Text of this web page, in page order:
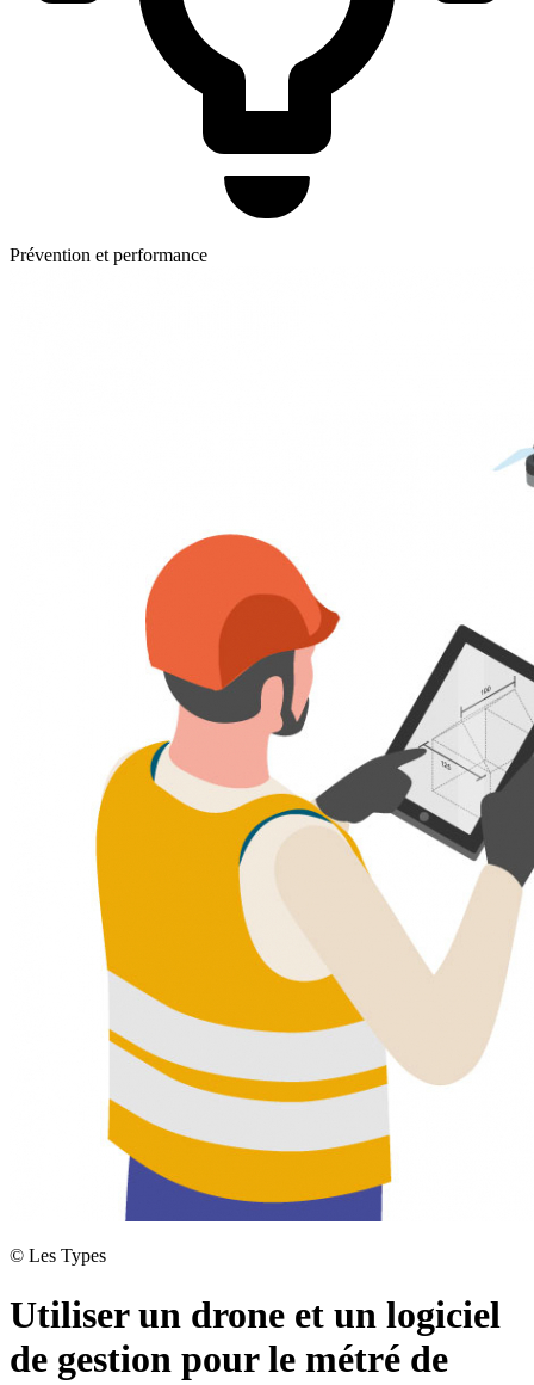
Prévention et performance
© Les Types
Utiliser un drone et un logiciel
de gestion pour le métré de